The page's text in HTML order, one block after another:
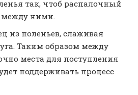
так, чтоб распалочный
между ними.
из поленьев, слаживая
Таким образом между
места для поступления
поддерживать процесс